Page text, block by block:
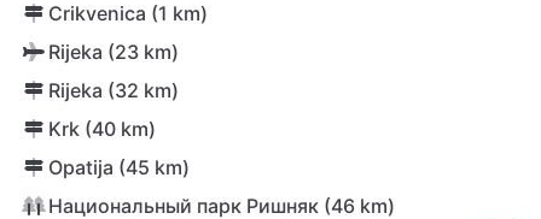
Crikvenica (1 km)
Rijeka (23 km)
Rijeka (32 km)
Krk (40 km)
Opatija (45 km)
Национальный парк Ришняк (46 km)